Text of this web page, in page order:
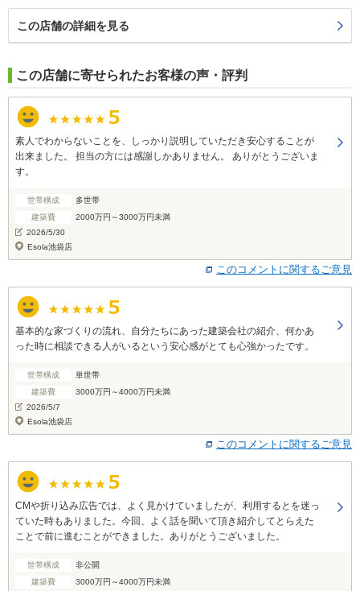
この店舗の詳細を見る
この店舗に寄せられたお客様の声・評判
素人でわからないことを、しっかり説明していただき安心することが
出来ました。 担当の方には感謝しかありません。 ありがとうございま
す。
世帯構成
多世帯
建築費
2000万円～3000万円未満
2026/5/30
Esola池袋店
このコメントに関するご意見
基本的な家づくりの流れ、自分たちにあった建築会社の紹介、何かあ
った時に相談できる人がいるという安心感がとても心強かったです。
世帯構成
単世帯
建築費
3000万円～4000万円未満
2026/5/7
Esola池袋店
このコメントに関するご意見
CMや折り込み広告では、よく見かけていましたが、利用するとを迷っ
ていた時もありました。今回、よく話を聞いて頂き紹介してとらえた
ことで前に進むことができました。ありがとうございました。
世帯構成
非公開
建築費
3000万円～4000万円未満